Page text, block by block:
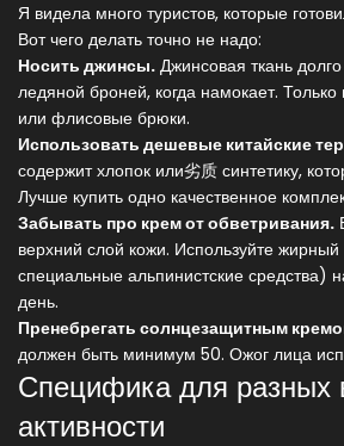
Я видела много туристов, которые
Вот чего делать точно не надо:
Носить джинсы. Джинсовая ткань
ледяной броней, когда намокает.
или флисовые брюки.
Использовать дешевые китайские
содержит хлопок или劣质 синтетику,
Лучше купить одно качественное
Забывать про крем от обветривания.
верхний слой кожи. Используйте
специальные альпинистские средства)
день.
Пренебрегать солнцезащитным
должен быть минимум 50. Ожог лица
Специфика для разных
активности